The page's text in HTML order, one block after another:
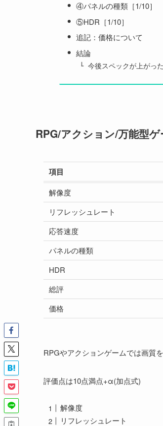
④パネルの種類［1/10］
⑤HDR［1/10］
追記：価格について
結論
今後スペックが上がっ
RPG/アクション/万能型
項目
解像度
リフレッシュレート
応答速度
パネルの種類
HDR
総評
価格
RPGやアクションゲームでは画質
評価点は10点満点+α(加点式)
解像度
リフレッシュレート